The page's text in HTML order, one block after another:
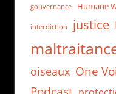
gouvernance Humane
interdiction justice
oiseaux One